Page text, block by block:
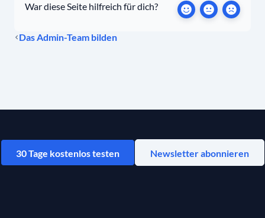
War diese Seite hilfreich für dich?
Das Admin-Team bilden
30 Tage kostenlos testen Newsletter abonnieren